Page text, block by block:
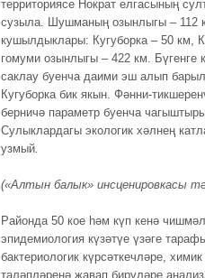
территориясе Нократ елгасының
сузыла. Шушманың озынлыгы – 112
кушылдыклары: Кугуборка – 50 км,
гомуми озынлыгы – 422 км.
саклау буенча даими эш алып
Кугуборка бик якын. Фәнни-
берничә параметр буенча
Сулыклардагы экологик хәлнең
узмый.
(«Алтын балык» инсценировкасы
Районда 50 кое һәм күп кенә
эпидемиология күзәтүе үзәге
бактериологик күрсәткечләре,
таләпләренә җавап бирүләре